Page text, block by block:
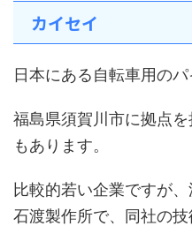
カイセイ
日本にある自転車用のパ
福島県須賀川市に拠点
もあります。
比較的若い企業ですが
石渡製作所で、同社の